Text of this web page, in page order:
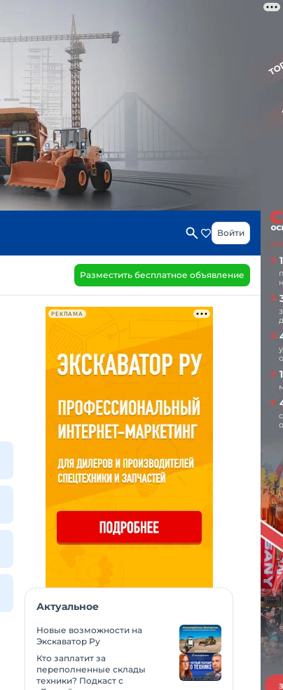
Войти
Разместить бесплатное объявление
РЕКЛАМА
Актуальное
Новые возможности на
Экскаватор Ру
Кто заплатит за
переполненные склады
техники? Подкаст с